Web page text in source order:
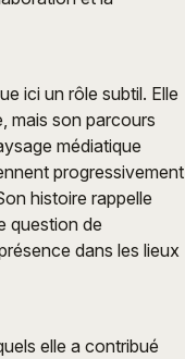
ici un rôle subtil. Elle
mais son parcours
médiatique
progressivement
histoire rappelle
question de
dans les lieux
elle a contribué